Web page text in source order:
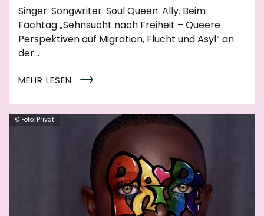
Singer. Songwriter. Soul Queen. Ally. Beim
Fachtag „Sehnsucht nach Freiheit – Queere
Perspektiven auf Migration, Flucht und Asyl“ an
der…
MEHR LESEN
© Foto: Privat